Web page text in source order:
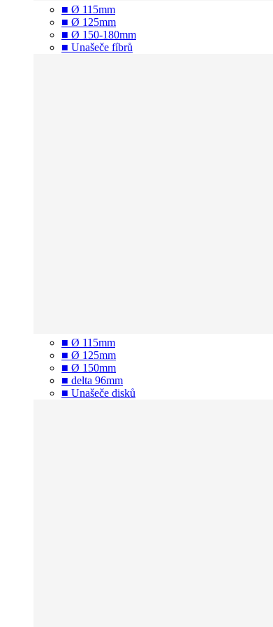
■ Ø 115mm
■ Ø 125mm
■ Ø 150-180mm
■ Unašeče fíbrů
■ Ø 115mm
■ Ø 125mm
■ Ø 150mm
■ delta 96mm
■ Unašeče disků